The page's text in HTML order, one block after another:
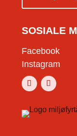
SOSIALE
Facebook
Instagram